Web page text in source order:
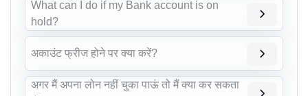
What can I do if my Bank account is on
hold?
अकाउंट फ्रीज होने पर क्या करें?
अगर मैं अपना लोन नहीं चुका पाऊं तो मैं क्या कर सकता